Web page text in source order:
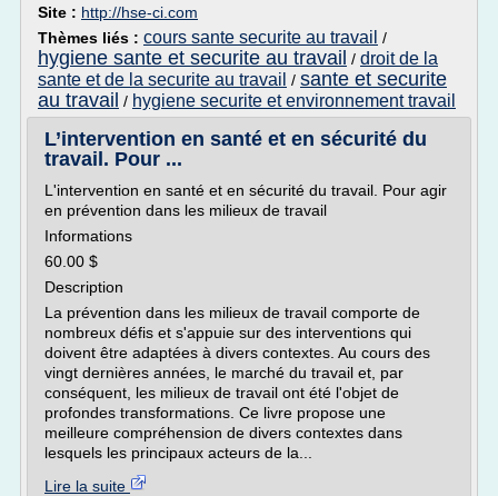
Site : http://hse-ci.com
Thèmes liés : cours sante securite au travail /
hygiene sante et securite au travail / droit de la
sante et de la securite au travail / sante et securite
au travail / hygiene securite et environnement travail
L’intervention en santé et en sécurité du
travail. Pour ...
L'intervention en santé et en sécurité du travail. Pour agir
en prévention dans les milieux de travail
Informations
60.00 $
Description
La prévention dans les milieux de travail comporte de
nombreux défis et s'appuie sur des interventions qui
doivent être adaptées à divers contextes. Au cours des
vingt dernières années, le marché du travail et, par
conséquent, les milieux de travail ont été l'objet de
profondes transformations. Ce livre propose une
meilleure compréhension de divers contextes dans
lesquels les principaux acteurs de la...
Lire la suite